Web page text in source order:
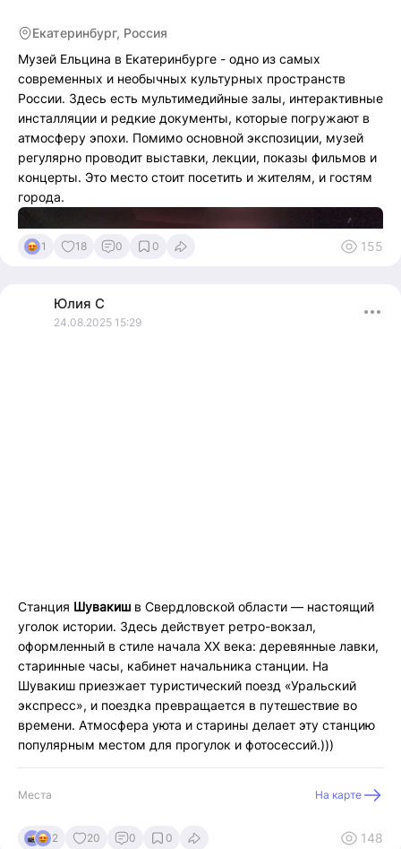
Екатеринбург, Россия
Музей Ельцина в Екатеринбурге - одно из самых
современных и необычных культурных пространств
России. Здесь есть мультимедийные залы, интерактивные
инсталляции и редкие документы, которые погружают в
атмосферу эпохи. Помимо основной экспозиции, музей
регулярно проводит выставки, лекции, показы фильмов и
концерты. Это место стоит посетить и жителям, и гостям
города.
1 18 0 0 155
Юлия С
24.08.2025 15:29
Станция Шувакиш в Свердловской области — настоящий
уголок истории. Здесь действует ретро-вокзал,
оформленный в стиле начала XX века: деревянные лавки,
старинные часы, кабинет начальника станции. На
Шувакиш приезжает туристический поезд «Уральский
экспресс», и поездка превращается в путешествие во
времени. Атмосфера уюта и старины делает эту станцию
популярным местом для прогулок и фотосессий.)))
Места На карте
2 20 0 0 148